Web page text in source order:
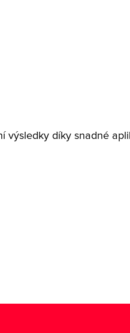
výsledky díky snadné